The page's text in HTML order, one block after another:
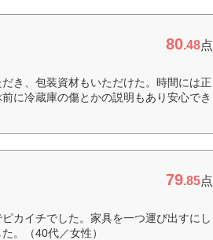
80.48点
き、包装資材もいただけた。時間には正
に冷蔵庫の傷とかの説明もあり安心でき
79.85点
カイチでした。家具を一つ運び出すにし
。（40代／女性）